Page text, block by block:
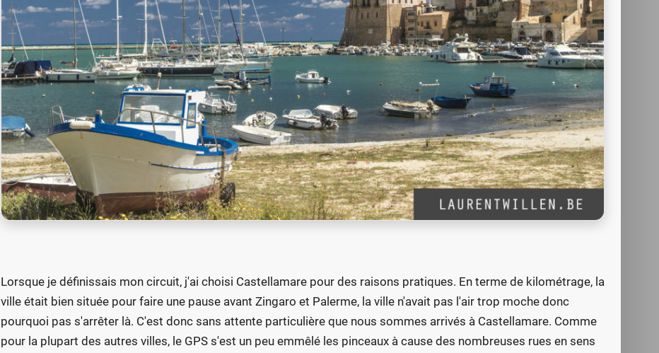
Lorsque je définissais mon circuit, j'ai choisi Castellamare pour des raisons pratiques. En terme de kilométrage, la
ville était bien située pour faire une pause avant Zingaro et Palerme, la ville n'avait pas l'air trop moche donc
pourquoi pas s'arrêter là. C'est donc sans attente particulière que nous sommes arrivés à Castellamare. Comme
pour la plupart des autres villes, le GPS s'est un peu emmêlé les pinceaux à cause des nombreuses rues en sens